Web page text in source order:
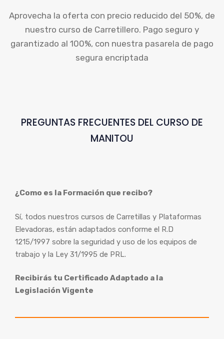
Aprovecha la oferta con precio reducido del 50%, de
nuestro curso de Carretillero. Pago seguro y
garantizado al 100%, con nuestra pasarela de pago
segura encriptada
PREGUNTAS FRECUENTES DEL CURSO DE
MANITOU
¿Como es la Formación que recibo?
Sí, todos nuestros cursos de Carretillas y Plataformas
Elevadoras, están adaptados conforme el R.D
1215/1997 sobre la seguridad y uso de los equipos de
trabajo y la Ley 31/1995 de PRL.
Recibirás tu Certificado Adaptado a la
Legislación Vigente